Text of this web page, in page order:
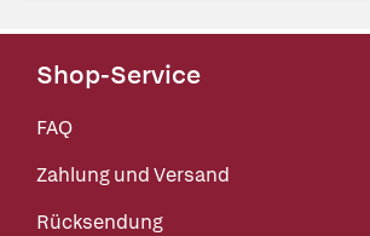
Shop-Service
FAQ
Zahlung und Versand
Rücksendung